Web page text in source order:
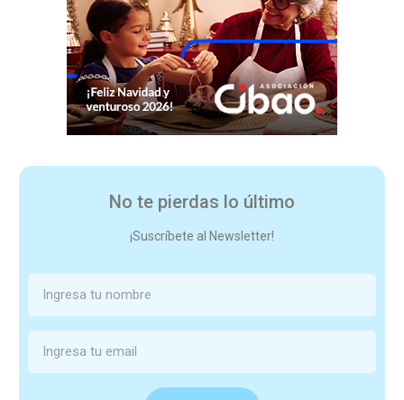
No te pierdas lo último
¡Suscríbete al Newsletter!